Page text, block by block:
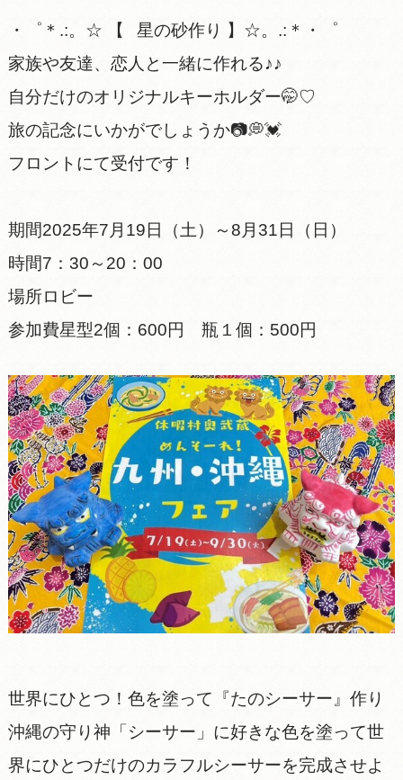
・゜＊.:。☆ 【⠀星の砂作り 】☆。.:＊・゜
家族や友達、恋人と一緒に作れる♪♪
自分だけのオリジナルキーホルダー🤭♡
旅の記念にいかがでしょうか📷💭💓
フロントにて受付です！
期間2025年7月19日（土）～8月31日（日）
時間7：30～20：00
場所ロビー
参加費星型2個：600円 瓶１個：500円
世界にひとつ！色を塗って『たのシーサー』作り
沖縄の守り神「シーサー」に好きな色を塗って世
界にひとつだけのカラフルシーサーを完成させよ